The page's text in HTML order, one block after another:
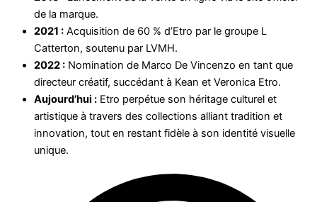
de la marque.
2021 : Acquisition de 60 % d’Etro par le groupe L
Catterton, soutenu par LVMH.
2022 : Nomination de Marco De Vincenzo en tant que
directeur créatif, succédant à Kean et Veronica Etro.
Aujourd’hui : Etro perpétue son héritage culturel et
artistique à travers des collections alliant tradition et
innovation, tout en restant fidèle à son identité visuelle
unique.